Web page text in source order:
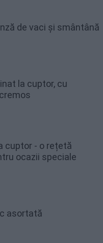
de vaci și smântână
la cuptor, cu
cuptor - o rețetă
ocazii speciale
asortată